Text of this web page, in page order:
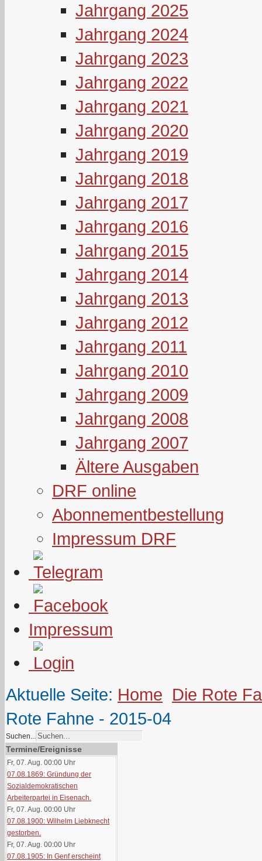
Jahrgang 2025
Jahrgang 2024
Jahrgang 2023
Jahrgang 2022
Jahrgang 2021
Jahrgang 2020
Jahrgang 2019
Jahrgang 2018
Jahrgang 2017
Jahrgang 2016
Jahrgang 2015
Jahrgang 2014
Jahrgang 2013
Jahrgang 2012
Jahrgang 2011
Jahrgang 2010
Jahrgang 2009
Jahrgang 2008
Jahrgang 2007
Ältere Ausgaben
DRF online
Abonnementbestellung
Impressum DRF
Impressum
Aktuelle Seite: Home Die Rote
Rote Fahne - 2015-04
Suchen...
Termine/Ereignisse
Fr, 07. Aug. 00:00 Uhr
07.08.1869: Gründung der
Sozialdemokratischen
Arbeiterpartei in Eisenach.
Fr, 07. Aug. 00:00 Uhr
07.08.1900: Wilhelm Liebknecht
gestorben.
Fr, 07. Aug. 00:00 Uhr
07.08.1905: In Genf erscheint